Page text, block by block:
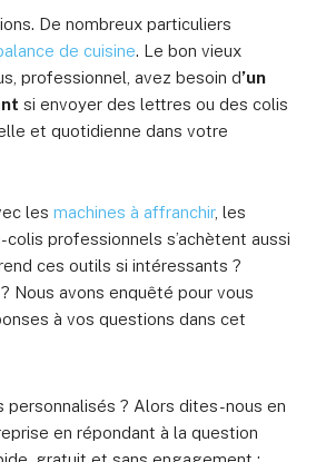
De nombreux particuliers
de cuisine. Le bon vieux
professionnel, avez besoin d’un
si envoyer des lettres ou des colis
et quotidienne dans votre
les machines à affranchir, les
professionnels s’achètent aussi
ces outils si intéressants ?
Nous avons enquêté pour vous
à vos questions dans cet
personnalisés ? Alors dites-nous en
en répondant à la question